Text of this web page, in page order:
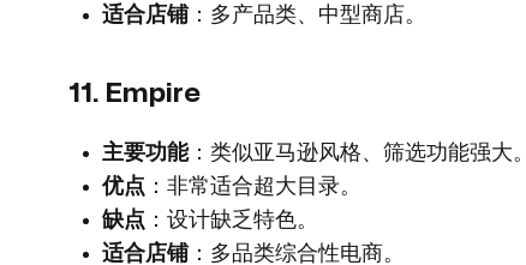
适合店铺：多产品类、中型商店。
11. Empire
主要功能：类似亚马逊风格、筛选功能强大。
优点 ：非常适合超大目录。
缺点 ：设计缺乏特色。
适合店铺：多品类综合性电商。